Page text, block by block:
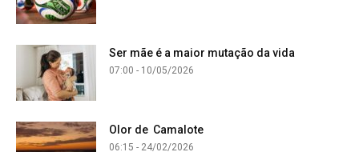
Ser mãe é a maior mutação da vida
07:00 - 10/05/2026
Olor de Camalote
06:15 - 24/02/2026